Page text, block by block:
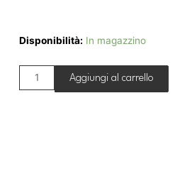
Disponibilità: In magazzino
Aggiungi al carrello